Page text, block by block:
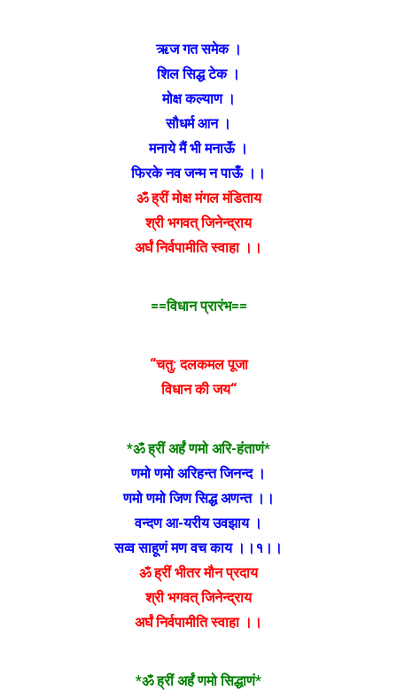
ऋज गत समेक ।
शिल सिद्ध टेक ।
मोक्ष कल्याण ।
सौधर्म आन ।
मनाये मैं भी मनाऊॅं ।
फिरके नव जन्म न पाऊँ ।।
ॐ ह्रीं मोक्ष मंगल मंडिताय
श्री भगवत् जिनेन्द्राय
अर्घं निर्वपामीति स्वाहा ।।
==विधान प्रारंभ==
“चतु: दलकमल पूजा
विधान की जय“
*ॐ ह्रीं अर्हं णमो अरि-हंताणं*
णमो णमो अरिहन्त जिनन्द ।
णमो णमो जिण सिद्ध अणन्त ।।
वन्दण आ-यरीय उवझाय ।
सव्व साहूणं मण वच काय ।।१।।
ॐ ह्रीं भीतर मौन प्रदाय
श्री भगवत् जिनेन्द्राय
अर्घं निर्वपामीति स्वाहा ।।
*ॐ ह्रीं अर्हं णमो सिद्धाणं*